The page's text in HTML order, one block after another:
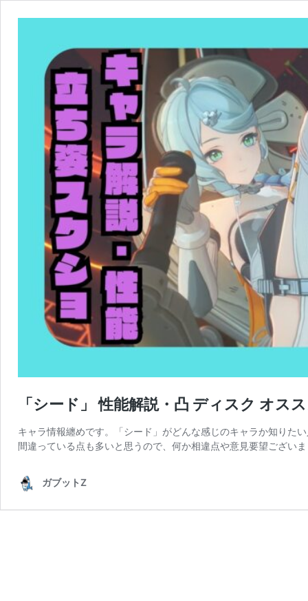
「シード」 性能解説・凸 ディスク オス
キャラ情報纏めです。「シード」がどんな感じのキャラか知りた
間違っている点も多いと思うので、何か相違点や意見要望ござい
ガブットZ